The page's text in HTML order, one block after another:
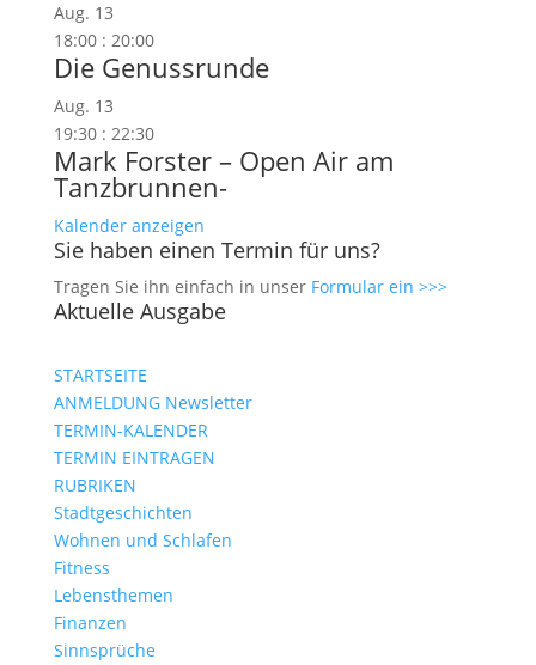
Aug. 13
18:00: 20:00
Die Genussrunde
Aug. 13
19:30: 22:30
Mark Forster – Open Air am
Tanzbrunnen-
Kalender anzeigen
Sie haben einen Termin für uns?
Tragen Sie ihn einfach in unser Formular ein >>>
Aktuelle Ausgabe
STARTSEITE
ANMELDUNG Newsletter
TERMIN-KALENDER
TERMIN EINTRAGEN
RUBRIKEN
Stadtgeschichten
Wohnen und Schlafen
Fitness
Lebensthemen
Finanzen
Sinnsprüche